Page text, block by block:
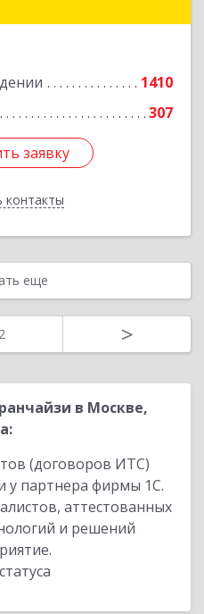
1410
307
заявку
контакты
Подробнее
заявку
еще
2 >
в Москве,
(договоров ИТС)
у партнера фирмы 1С.
аттестованных
и решений